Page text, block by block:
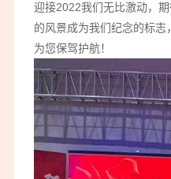
迎接2022我们无比激动，
的风景成为我们纪念的标志
为您保驾护航！